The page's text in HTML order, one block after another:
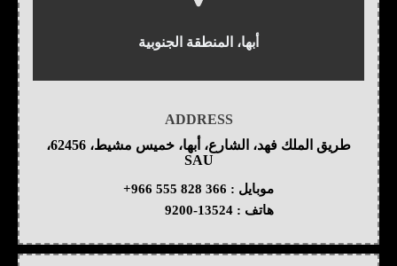
أبها، المنطقة الجنوبية
ADDRESS
طريق الملك فهد، الشارع، أبها، خميس مشيط، 62456،
SAU
موبايل : +966 555 828 366
هاتف : 9200-13524